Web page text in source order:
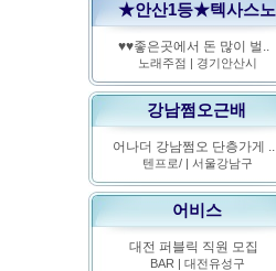
★안산1등★텍사스노
♥♥좋은곳에서 돈 많이 벌..
노래주점 | 경기안산시
강남쩜오근배
어나더 강남쩜오 단층가게 ..
텐프로/ | 서울강남구
어비스
대전 퍼블릭 직원 모집
BAR | 대전유성구